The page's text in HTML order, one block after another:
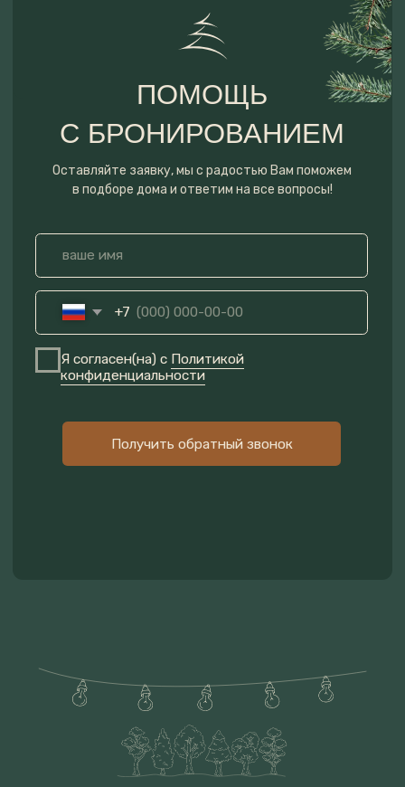
МОСКОВСКАЯ ОБЛАСТЬ,
НОВОРИЖСКОЕ ШОССЕ, Д.
2ГИС
Режим работы отдела
бронирования с 9:00 до 24:00